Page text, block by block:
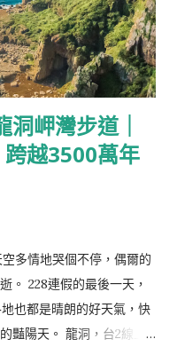
觀世音菩薩，天然的石壁
的一線天。 仙洞巖體現了
，源於福建地區，於18世
化。 白米甕砲台與基隆燈
灣重要的戰場，市內有多
砲台便是其中最知名的砲
處，鄰近與北台灣用電息
今主要的砲台設施則建
加農砲架設之處，射程約
，歷經了大時代的砲火猛
的絕佳去處。 白米甕砲台
砲台的位置出發往基隆燈
岬灣步道｜
越3500萬年
多情地哭個不停，偶爾的
。 228連假的最後一天，
也都是晴朗的好天氣，快
豔陽天。 龍洞，台2線上